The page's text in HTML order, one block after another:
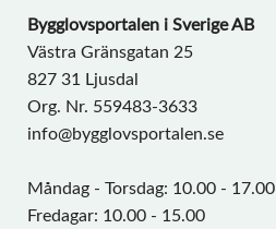
Bygglovsportalen i Sverige AB
Västra Gränsgatan 25
827 31 Ljusdal
Org. Nr. 559483-3633
info@bygglovsportalen.se
Måndag - Torsdag: 10.00 - 17.00
Fredagar: 10.00 - 15.00